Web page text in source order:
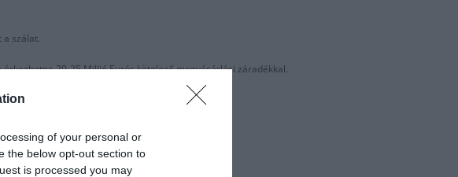
of your personal or
the below opt-out section to
is processed you may
szálat.
20-25 Millió Eurós kötelező megvásárlási záradékkal.
lesz.